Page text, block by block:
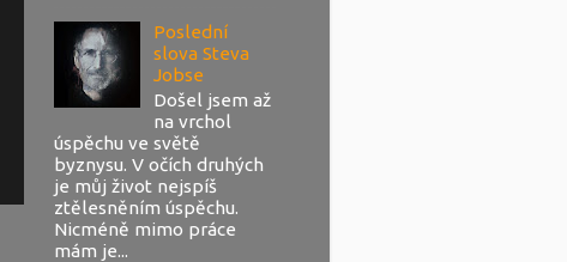
Poslední
slova Steva
Jobse
Došel jsem až
na vrchol
úspěchu ve světě
byznysu. V očích druhých
je můj život nejspíš
ztělesněním úspěchu.
Nicméně mimo práce
mám je...